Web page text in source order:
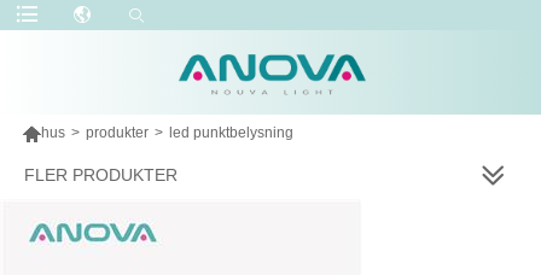
hus > produkter > led punktbelysning
FLER PRODUKTER